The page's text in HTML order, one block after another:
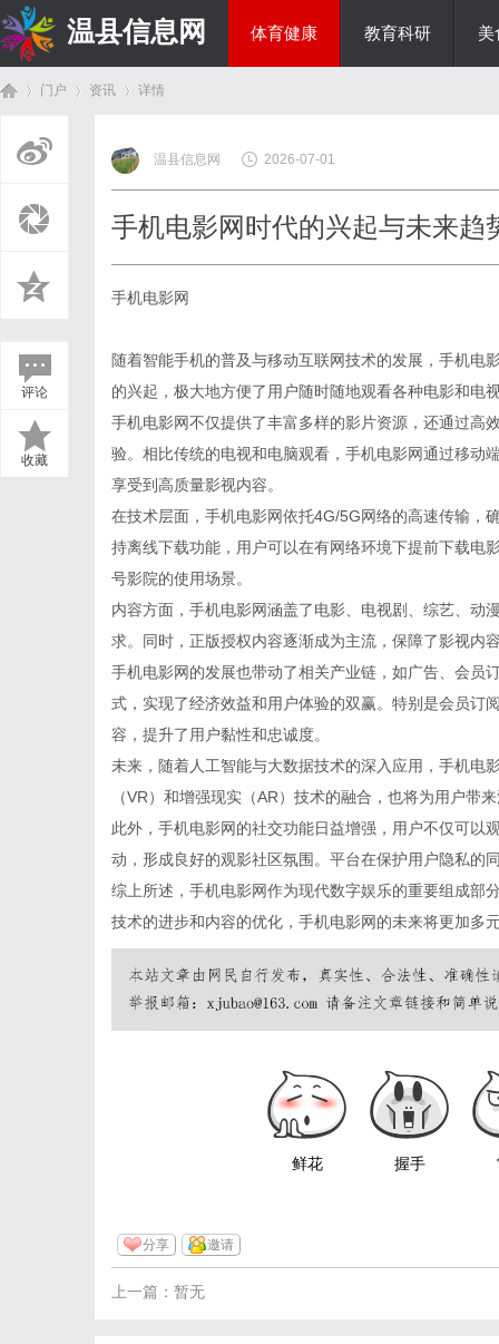
温县信息网 体育健康 教育科研 美
门户 资讯
›
详情
评论
收藏
温县信息网 2026-07-01
手机电影网时代的兴起与未来趋
手机电影网
随着智能手机的普及与移动互联网技术的发展，手机电
的兴起，极大地方便了用户随时随地观看各种电影和电
手机电影网不仅提供了丰富多样的影片资源，还通过高
验。相比传统的电视和电脑观看，手机电影网通过移动
享受到高质量影视内容。
在技术层面，手机电影网依托4G/5G网络的高速传输，
持离线下载功能，用户可以在有网络环境下提前下载电
号影院的使用场景。
内容方面，手机电影网涵盖了电影、电视剧、综艺、动
求。同时，正版授权内容逐渐成为主流，保障了影视内
手机电影网的发展也带动了相关产业链，如广告、会员
式，实现了经济效益和用户体验的双赢。特别是会员订
容，提升了用户黏性和忠诚度。
未来，随着人工智能与大数据技术的深入应用，手机电
（VR）和增强现实（AR）技术的融合，也将为用户带
此外，手机电影网的社交功能日益增强，用户不仅可以
动，形成良好的观影社区氛围。平台在保护用户隐私的
综上所述，手机电影网作为现代数字娱乐的重要组成部
技术的进步和内容的优化，手机电影网的未来将更加多
鲜花 握手
分享 邀请
上一篇：暂无